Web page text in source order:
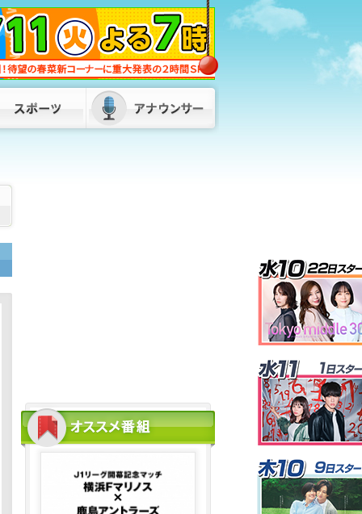
西鉄福岡駅と薬院駅の構内で不適切音
声 下品な言葉含む歌声など 外部から
不正に流されたか 警察に被害届提出も
検討
2026/08/07 10:00
きょう午後4時49分～ 「記者のチカ
ラ」は…